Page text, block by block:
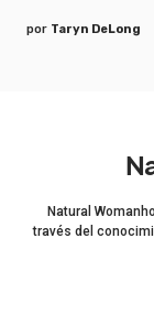
por Taryn DeLong
Natural
través del